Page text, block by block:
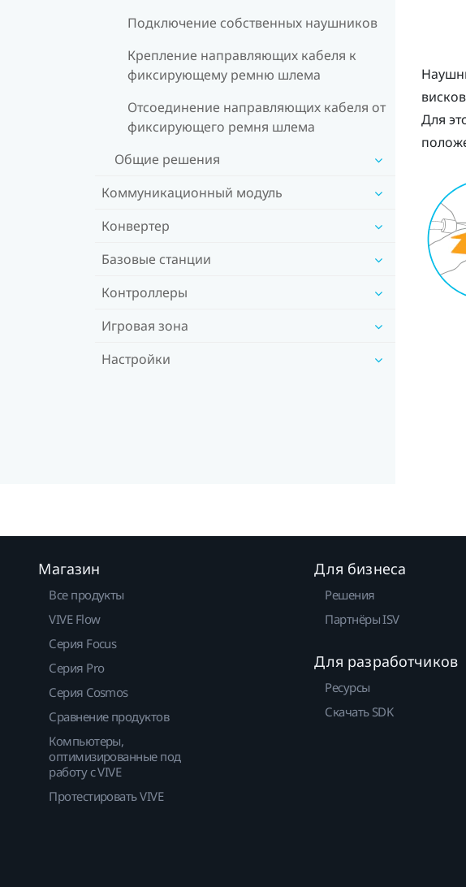
Подключение собственных наушников
Крепление направляющих кабеля к
фиксирующему ремню шлема
Отсоединение направляющих кабеля от
фиксирующего ремня шлема
Общие решения
Коммуникационный модуль
Конвертер
Базовые станции
Контроллеры
Игровая зона
Настройки
Для
Магазин
Все продукты
VIVE Flow
Серия Focus
Серия Pro
Серия Cosmos
Сравнение продуктов
Компьютеры,
оптимизированные под
работу с VIVE
Протестировать VIVE
Для бизнеса
Решения
Партнёры ISV
Для разработчиков
Ресурсы
Скачать SDK